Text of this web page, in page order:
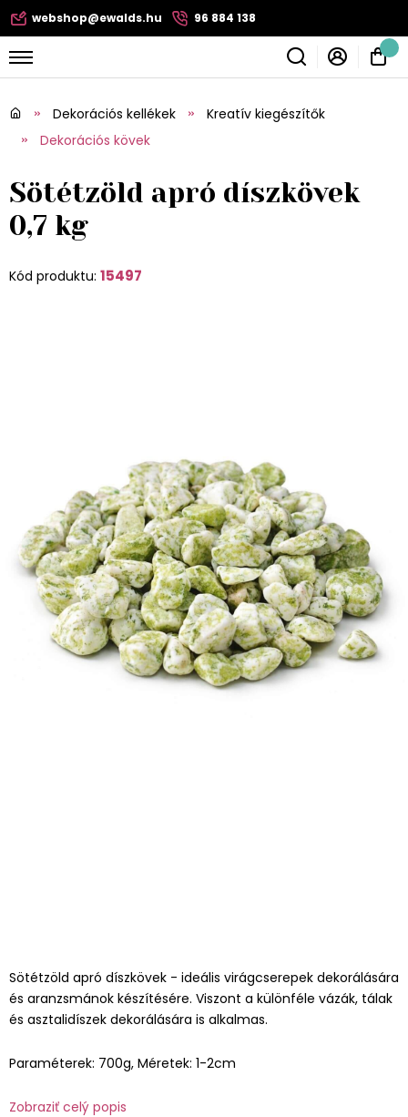
webshop@ewalds.hu 96 884 138
Dekorációs kellékek
Kreatív kiegészítők
Dekorációs kövek
Sötétzöld apró díszkövek
0,7 kg
Kód produktu: 15497
Sötétzöld apró díszkövek - ideális virágcserepek dekorálására
és aranzsmánok készítésére. Viszont a különféle vázák, tálak
és asztalidíszek dekorálására is alkalmas.
Paraméterek: 700g, Méretek: 1-2cm
Zobraziť celý popis